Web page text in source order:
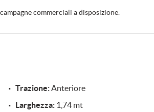
commerciali a disposizione.
Trazione: Anteriore
Larghezza: 1,74 mt